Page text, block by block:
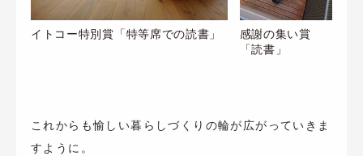
イトコー特別賞「特等席での読書」
感謝の集い賞
「読書」
これからも愉しい暮らしづくりの輪が広がっていきま
すように。